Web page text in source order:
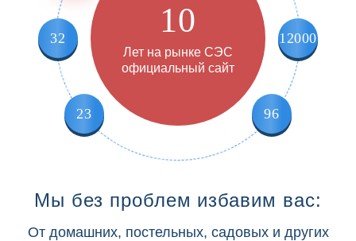
12000
96
23
32 10
Лет на рынке СЭС
официальный сайт
Мы без проблем избавим вас:
От домашних, постельных, садовых и других